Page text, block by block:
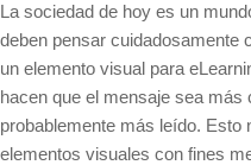
La sociedad de hoy es un
deben pensar cuidadosamente
un elemento visual para
hacen que el mensaje sea
probablemente más leído. Esto
elementos visuales con fines